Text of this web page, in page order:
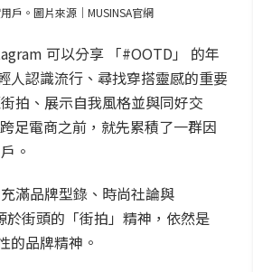
戶。圖片來源｜MUSINSA官網
可以分享 「#OOTD」 的年
人認識流行、尋找穿搭靈感的重要
拍、展示自我風格並與同好交
足電商之前，就先累積了一群因
。
滿品牌型錄、時尚社論與
街頭的「街拍」精神，依然是
的品牌精神。